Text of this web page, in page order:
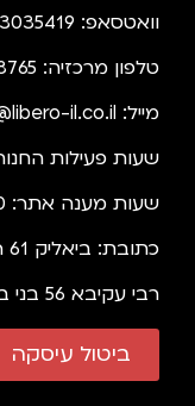
וואטסאפ: 0503035419
טלפון מרכזיה: 0733948765
מייל: il.co.il
שעות פעילות החנות: 10:00-
שעות מענה אתר: 10:00-15:00
כתובת: ביאליק 61 רמת גן
רבי עקיבא 56 בני ברק
ביטול עיסקה